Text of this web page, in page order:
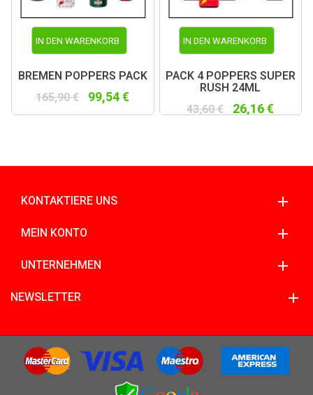
IN DEN WARENKORB
BREMEN POPPERS PACK
165,90 € 99,54 €
IN DEN WARENKORB
PACK 4 POPPERS SUPER
RUSH 24ML
43,60 € 26,16 €
KONTAKTIERE UNS
MEIN KONTO
UNTERNEHMEN
NEWSLETTER